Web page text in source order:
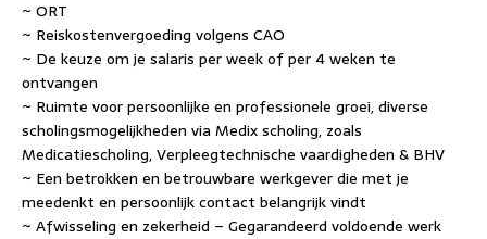
~ ORT
~ Reiskostenvergoeding volgens CAO
~ De keuze om je salaris per week of per 4 weken te
ontvangen
~ Ruimte voor persoonlijke en professionele groei, diverse
scholingsmogelijkheden via Medix scholing, zoals
Medicatiescholing, Verpleegtechnische vaardigheden & BHV
~ Een betrokken en betrouwbare werkgever die met je
meedenkt en persoonlijk contact belangrijk vindt
~ Afwisseling en zekerheid – Gegarandeerd voldoende werk